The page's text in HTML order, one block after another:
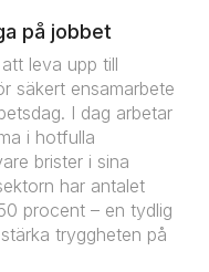
på jobbet
leva upp till
säkert ensamarbete
I dag arbetar
i hotfulla
brister i sina
har antalet
procent – en tydlig
tryggheten på